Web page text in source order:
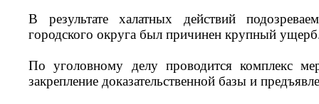
В результате халатных действий
городского округа был причинен крупный
По уголовному делу проводится комплекс
закрепление доказательственной базы и